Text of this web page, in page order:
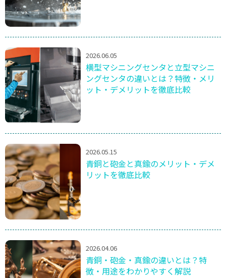
2026.06.05
横型マシニングセンタと立型マシニ
ングセンタの違いとは？特徴・メリ
ット・デメリットを徹底比較
2026.05.15
青銅と砲金と真鍮のメリット・デメ
リットを徹底比較
2026.04.06
青銅・砲金・真鍮の違いとは？特
徴・用途をわかりやすく解説